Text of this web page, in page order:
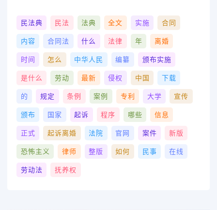
民法典 民法 法典 全文 实施 合同
内容 合同法 什么 法律 年 离婚
时间 怎么 中华人民 编纂 颁布实施
是什么 劳动 最新 侵权 中国 下载
的 规定 条例 案例 专利 大学 宣传
颁布 国家 起诉 程序 哪些 信息
正式 起诉离婚 法院 官网 案件 新版
恐怖主义 律师 整版 如何 民事 在线
劳动法 抚养权